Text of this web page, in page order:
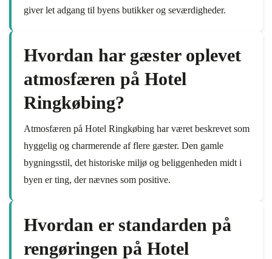
giver let adgang til byens butikker og seværdigheder.
Hvordan har gæster oplevet
atmosfæren på Hotel
Ringkøbing?
Atmosfæren på Hotel Ringkøbing har været beskrevet som
hyggelig og charmerende af flere gæster. Den gamle
bygningsstil, det historiske miljø og beliggenheden midt i
byen er ting, der nævnes som positive.
Hvordan er standarden på
rengøringen på Hotel